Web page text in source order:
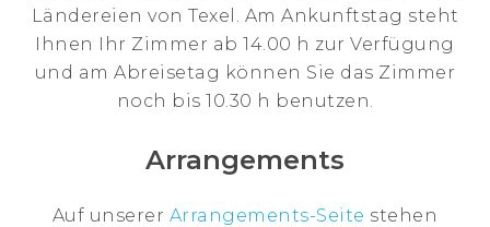
Ländereien von Texel. Am Ankunftstag steht
Ihnen Ihr Zimmer ab 14.00 h zur Verfügung
und am Abreisetag können Sie das Zimmer
noch bis 10.30 h benutzen.
Arrangements
Auf unserer Arrangements-Seite stehen